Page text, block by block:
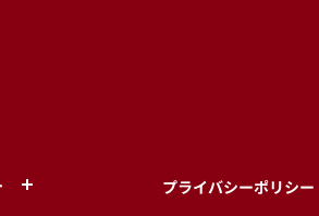
プライバシーポリシー